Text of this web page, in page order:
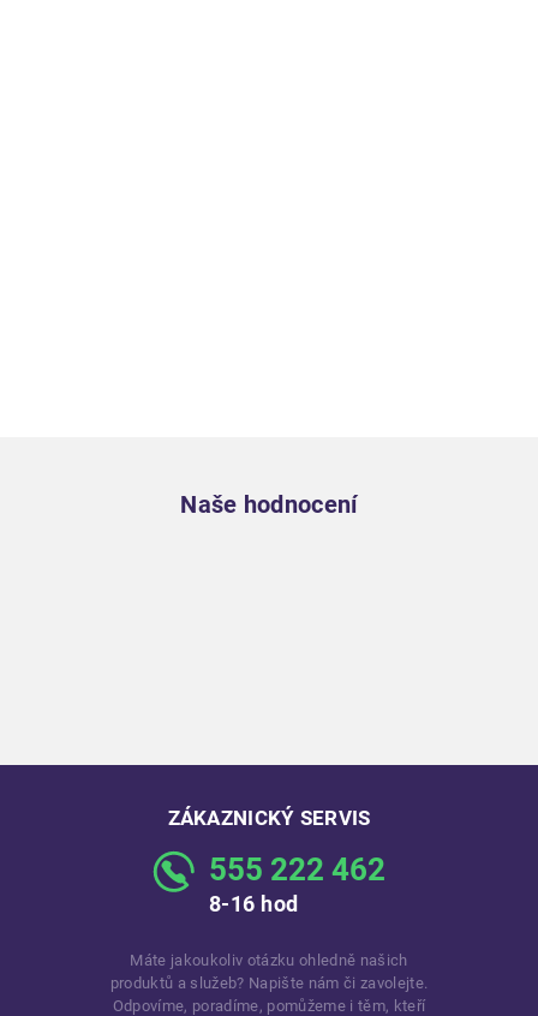
Naše hodnocení
ZÁKAZNICKÝ SERVIS
555 222 462
8-16 hod
Máte jakoukoliv otázku ohledně našich
produktů a služeb? Napište nám či zavolejte.
Odpovíme, poradíme, pomůžeme i těm, kteří